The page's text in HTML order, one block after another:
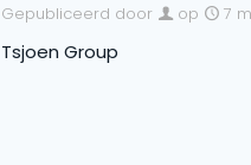
Gepubliceerd door op 7
Tsjoen Group